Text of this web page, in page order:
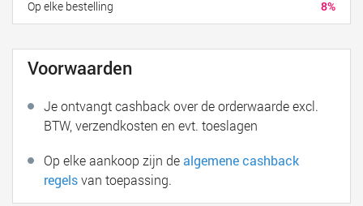
8%
Op elke bestelling
Voorwaarden
Je ontvangt cashback over de orderwaarde excl.
BTW, verzendkosten en evt. toeslagen
Op elke aankoop zijn dealgemene cashback
regelsvan toepassing.